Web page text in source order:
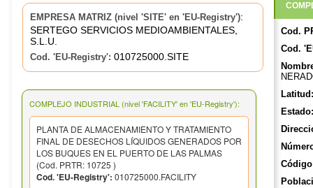
EMPRESA MATRIZ (nivel 'SITE' en 'EU-Registry'):
SERTEGO SERVICIOS MEDIOAMBIENTALES,
S.L.U.
Cod. 'EU-Registry': 010725000.SITE
COMPLEJO INDUSTRIAL (nivel 'FACILITY' en 'EU-Registry'):
PLANTA DE ALMACENAMIENTO Y TRATAMIENTO
FINAL DE DESECHOS LÍQUIDOS GENERADOS POR
LOS BUQUES EN EL PUERTO DE LAS PALMAS
(Cod. PRTR: 10725 )
Cod. 'EU-Registry': 010725000.FACILITY
Cod.
Cod.
Latitud:
Estado: